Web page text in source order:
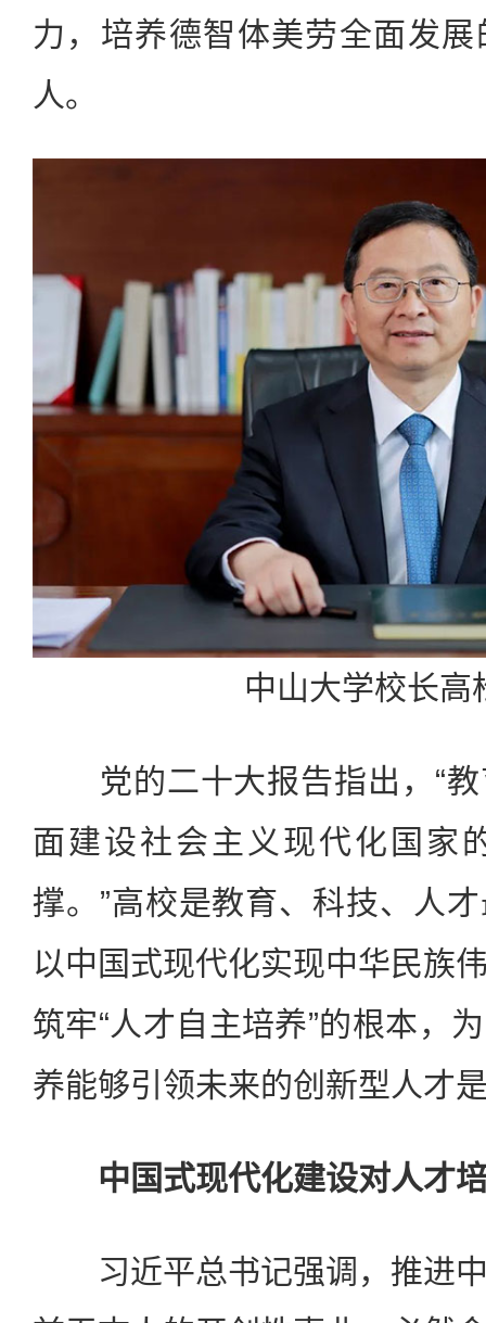
力，培养德智体美劳全面发
人。
中山大学校长高
党的二十大报告指出，“教
面建设社会主义现代化国家
撑。”高校是教育、科技、人
以中国式现代化实现中华民族
筑牢“人才自主培养”的根本，
养能够引领未来的创新型人才
中国式现代化建设对人才
习近平总书记强调，推进中